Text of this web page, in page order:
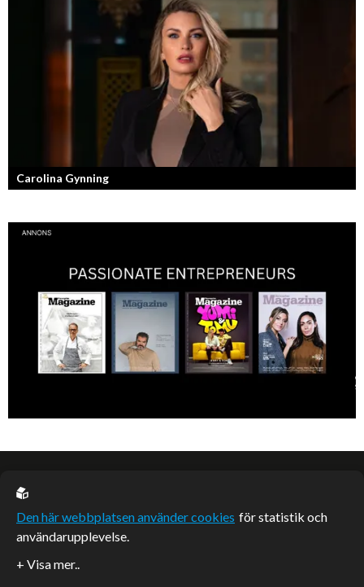
Denis Manasiev Vukotic driver Teknikmagasinet mot nya framgångar!
Carolina Gynning
Under ytan av en passionerad och strukturerad entreprenör.
EU casino
Den här webbplatsen använder cookies för statistik och
användarupplevelse.